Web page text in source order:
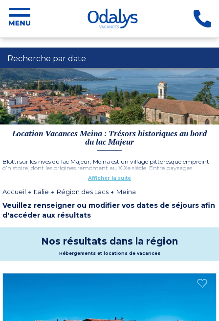
Recherche par date
Location Vacances Meina : Trésors historiques au bord
du lac Majeur
Blotti sur les rives du lac Majeur, Meina est un village pittoresque empreint
d’histoire, dont les origines remontent au XIXe siècle. Entre paysages
verdoyants, spécialités locales et patrimoine remarquable, cette destination
séduit les vacanciers en quête de détente et de découvertes. Lors de votre
explorer les collines voisines, essayez une activité nautique sur le lac, ou
souffle. Puis, laissez-vous séduire par ses édifices religieux tels que laChiesa
di Santa Margherita, une église romane abritant de superbes fresques
anciennes, ou encoreChiesa di Santa Maria Assunta
Plus d'informations
Afficher la suite
Accueil Italie Région des Lacs Meina
Veuillez renseigner ou modifier vos dates de séjours afin
d'accéder aux résultats
Nos résultats dans la région
Hébergements et locations de vacances